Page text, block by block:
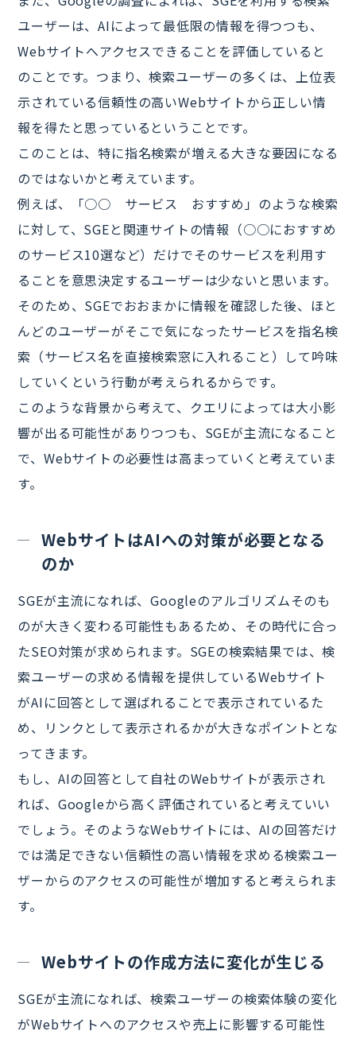
ユーザーは、AIによって最低限の情報を得つつも、
Webサイトへアクセスできることを評価していると
のことです。つまり、検索ユーザーの多くは、上位表
示されている信頼性の高いWebサイトから正しい情
報を得たと思っているということです。
このことは、特に指名検索が増える大きな要因になる
のではないかと考えています。
例えば、「○○ サービス おすすめ」のような検索
に対して、SGEと関連サイトの情報（○○におすすめ
のサービス10選など）だけでそのサービスを利用す
ることを意思決定するユーザーは少ないと思います。
そのため、SGEでおおまかに情報を確認した後、ほと
んどのユーザーがそこで気になったサービスを指名検
索（サービス名を直接検索窓に入れること）して吟味
していくという行動が考えられるからです。
このような背景から考えて、クエリによっては大小影
響が出る可能性がありつつも、SGEが主流になること
で、Webサイトの必要性は高まっていくと考えていま
す。
WebサイトはAIへの対策が必要となる
のか
SGEが主流になれば、Googleのアルゴリズムそのも
のが大きく変わる可能性もあるため、その時代に合っ
たSEO対策が求められます。SGEの検索結果では、検
索ユーザーの求める情報を提供しているWebサイト
がAIに回答として選ばれることで表示されているた
め、リンクとして表示されるかが大きなポイントとな
ってきます。
もし、AIの回答として自社のWebサイトが表示され
れば、Googleから高く評価されていると考えていい
でしょう。そのようなWebサイトには、AIの回答だけ
では満足できない信頼性の高い情報を求める検索ユー
ザーからのアクセスの可能性が増加すると考えられま
す。
Webサイトの作成方法に変化が生じる
SGEが主流になれば、検索ユーザーの検索体験の変化
がWebサイトへのアクセスや売上に影響する可能性